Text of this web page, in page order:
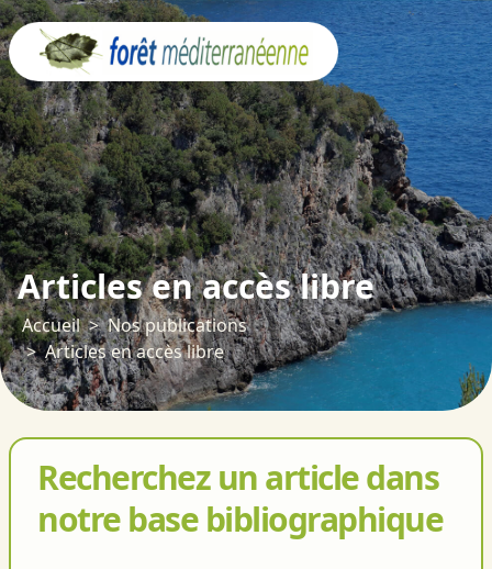
Articles en accès libre
Accueil
Nos publications
Articles en accès libre
Recherchez un article dans
notre base bibliographique
Panneau de gestion des cookies